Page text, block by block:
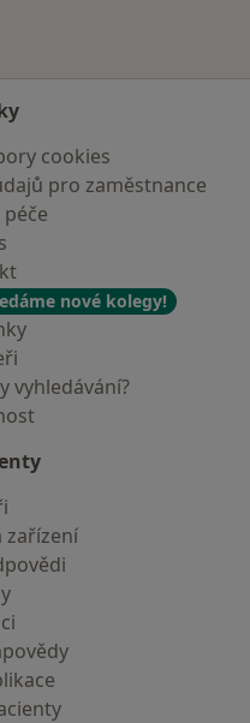
cookies
pro zaměstnance
nové kolegy!
vyhledávání?
zařízení